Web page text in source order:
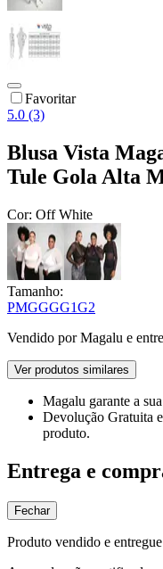
Favoritar
5.0 (3)
Blusa Vista
Tule Gola Alta
Cor: Off White
Tamanho:
PMGGGG1G2
Vendido porMagalu e
Ver produtos similares
Magalu garante a
Devolução Gratuita
produto.
Entrega e
Fechar
Produto vendido e